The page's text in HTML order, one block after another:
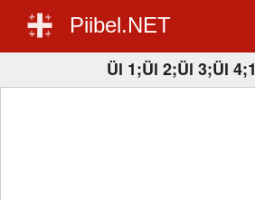
Piibel.NET
Ül 1;Ül 2;Ül 3;Ül